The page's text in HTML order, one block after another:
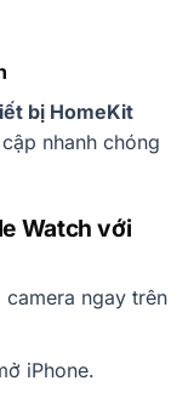
bị HomeKit
nhanh chóng
Watch với
camera ngay trên
iPhone.